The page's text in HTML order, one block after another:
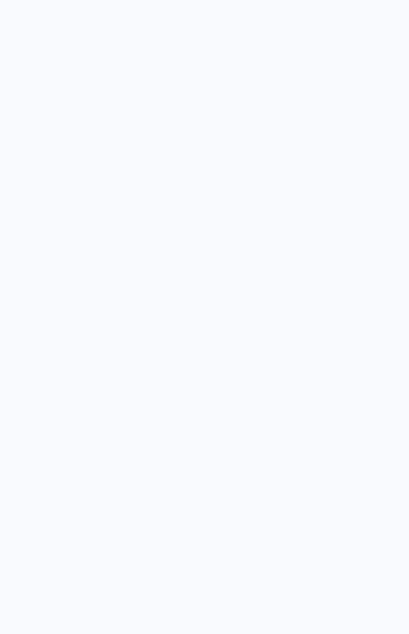
που δίνονται προφορικά ή
από ή για λογαριασμό της
Οποιαδήποτε
κατάλογο,
να λαμβάνονται υπόψη ως
σε οποιεσδήποτε
από ή για λογαριασμό της
BidX1 ή του πωλητή. Όλοι
οποιωνδήποτε και όλων
φυλλάδιο,
πωλητή. Η BidX1 είναι
1367.